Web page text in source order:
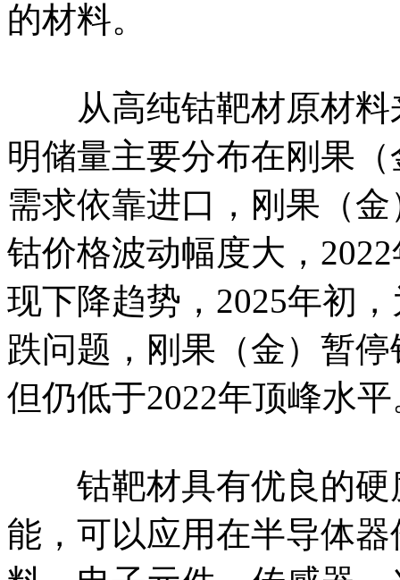
的材料。
从高纯钴靶材原材料
明储量主要分布在刚果
需求依靠进口，刚果（
钴价格波动幅度大，
现下降趋势，2025年初
跌问题，刚果（金）暂
但仍低于2022年顶峰水
钴靶材具有优良的硬
能，可以应用在半导体